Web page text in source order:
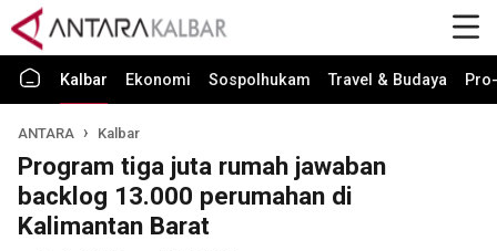
Kalbar Ekonomi Sospolhukam Travel & Budaya
ANTARA Kalbar
Program tiga juta rumah jawaban
backlog 13.000 perumahan di
Kalimantan Barat